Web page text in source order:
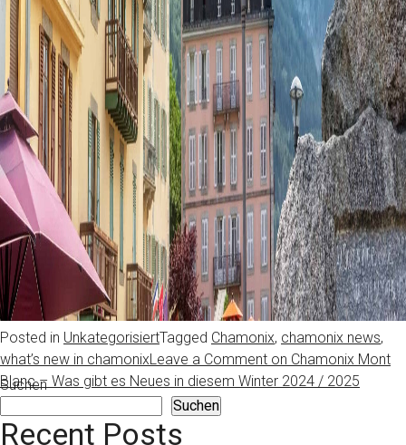
Posted in UnkategorisiertTagged Chamonix, chamonix news,
what’s new in chamonixLeave a Comment on Chamonix Mont
Blanc – Was gibt es Neues in diesem Winter 2024 / 2025
Suchen
Suchen
Recent Posts